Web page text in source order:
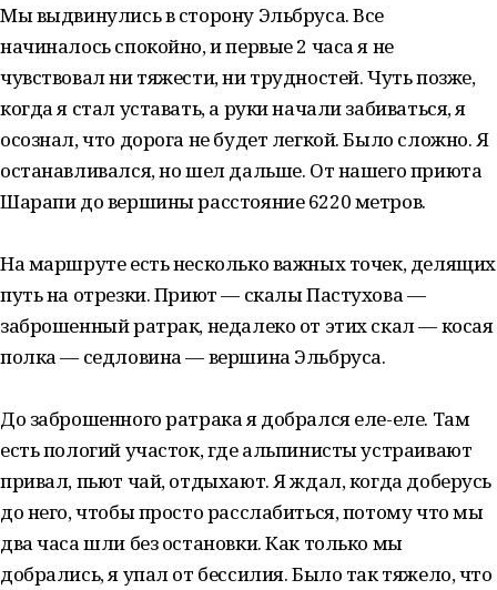
Мы выдвинулись в сторону Эльбруса. Все
начиналось спокойно, и первые 2 часа я не
чувствовал ни тяжести, ни трудностей. Чуть позже,
когда я стал уставать, а руки начали забиваться, я
осознал, что дорога не будет легкой. Было сложно. Я
останавливался, но шел дальше. От нашего приюта
Шарапи до вершины расстояние 6220 метров. ⁣⁣⠀
На маршруте есть несколько важных точек, делящих
путь на отрезки. Приют — скалы Пастухова —
заброшенный ратрак, недалеко от этих скал — косая
полка — седловина — вершина Эльбруса. ⁣⁣⠀
До заброшенного ратрака я добрался еле-еле. Там
есть пологий участок, где альпинисты устраивают
привал, пьют чай, отдыхают. Я ждал, когда доберусь
до него, чтобы просто расслабиться, потому что мы
два часа шли без остановки. Как только мы
добрались, я упал от бессилия. Было так тяжело, что